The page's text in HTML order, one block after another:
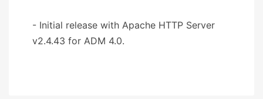
- Initial release with Apache HTTP Server
v2.4.43 for ADM 4.0.